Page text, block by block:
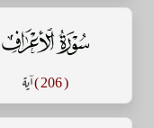
سورة الأعراف
( 206 ) آية